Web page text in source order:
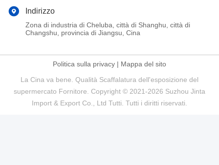
Indirizzo
Zona di industria di Cheluba, città di Shanghu, città di
Changshu, provincia di Jiangsu, Cina
Politica sulla privacy | Mappa del sito
La Cina va bene. Qualità Scaffalatura dell'esposizione del
supermercato Fornitore. Copyright © 2021-2026 Suzhou Jinta
Import & Export Co., Ltd Tutti. Tutti i diritti riservati.